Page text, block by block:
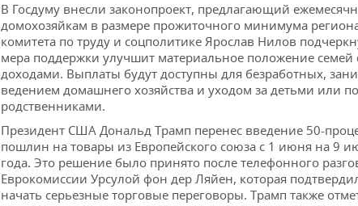
В Госдуму внесли законопроект, предлагающий
домохозяйкам в размере прожиточного минимума
комитета по труду и соцполитике Ярослав Нилов
мера поддержки улучшит материальное положение семей
доходами. Выплаты будут доступны для безработных,
ведением домашнего хозяйства и уходом за детьми или
родственниками.
Президент США Дональд Трамп перенес введение 50-
пошлин на товары из Европейского союза с 1 июня на 9
года. Это решение было принято после телефонного
Еврокомиссии Урсулой фон дер Ляйен, которая
начать серьезные торговые переговоры. Трамп также